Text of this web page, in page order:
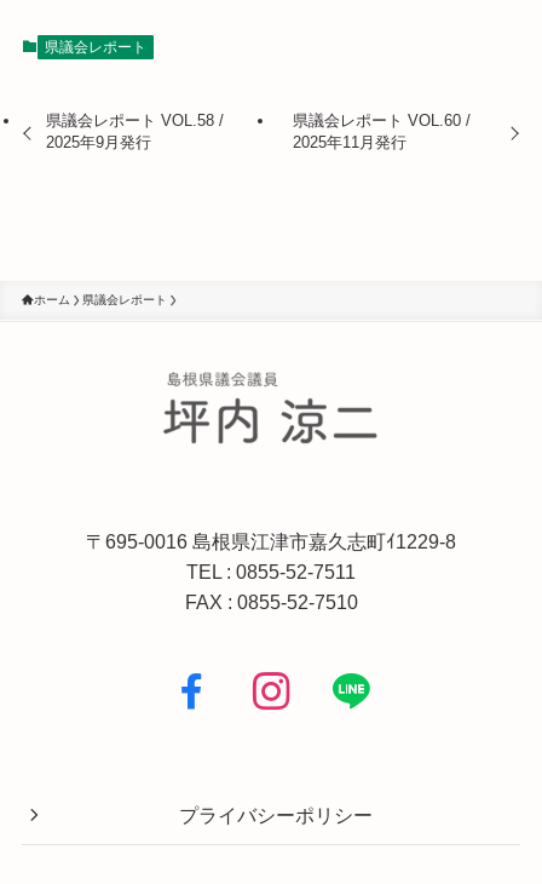
県議会レポート
県議会レポート VOL.58 /
2025年9月発行
県議会レポート VOL.60 /
2025年11月発行
ホーム 県議会レポート
〒695-0016 島根県江津市嘉久志町ｲ1229-8
TEL : 0855-52-7511
FAX : 0855-52-7510
プライバシーポリシー